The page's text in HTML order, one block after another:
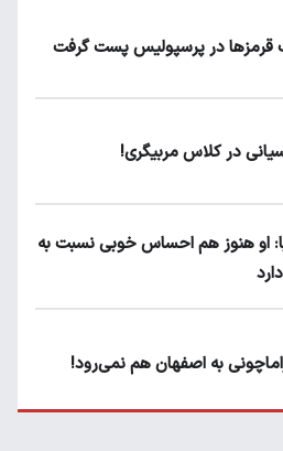
در پرسپولیس پست گرفت
در کلاس مربیگری!
او هنوز هم احساس خوبی نسبت به
به اصفهان هم نمی‌رود!